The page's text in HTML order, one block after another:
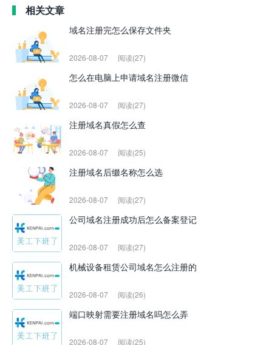
相关文章
域名注册完怎么保存文件夹
2026-08-07 阅读(27)
怎么在电脑上申请域名注册微信
2026-08-07 阅读(27)
注册域名真假怎么查
2026-08-07 阅读(25)
注册域名后缀名称怎么选
2026-08-07 阅读(27)
公司域名注册成功后怎么备案登记
2026-08-07 阅读(27)
机械设备租赁公司域名怎么注册的
2026-08-07 阅读(26)
端口映射需要注册域名吗怎么弄
2026-08-07 阅读(25)